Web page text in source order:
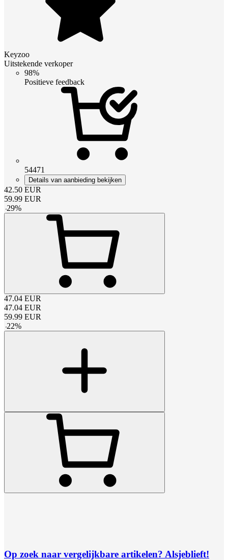
Keyzoo
Uitstekende verkoper
98%
Positieve feedback
54471
Details van aanbieding bekijken
42.50 EUR
59.99 EUR
-29%
47.04 EUR
47.04 EUR
59.99 EUR
-22%
Op zoek naar vergelijkbare artikelen? Alsjeblieft!